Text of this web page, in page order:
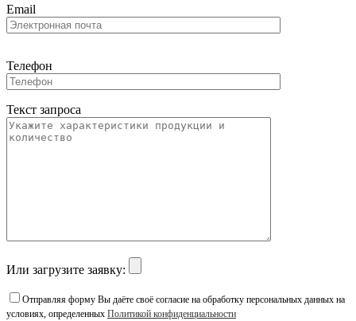
Email
Телефон
Текст запроса
Или загрузите заявку:
Отправляя форму Вы даёте своё согласие на обработку персональных данных на
условиях, определенных Политикой конфиденциальности